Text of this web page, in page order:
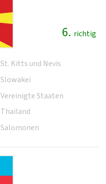
6. richtig
St. Kitts und Nevis
Slowakei
Vereinigte Staaten
Thailand
Salomonen